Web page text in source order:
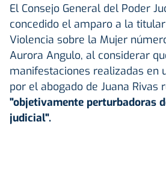
El Consejo General del Poder
concedido el amparo a la
Violencia sobre la Mujer
Aurora Angulo, al considerar
manifestaciones realizadas en
por el abogado de Juana Rivas
"objetivamente perturbadoras
judicial".